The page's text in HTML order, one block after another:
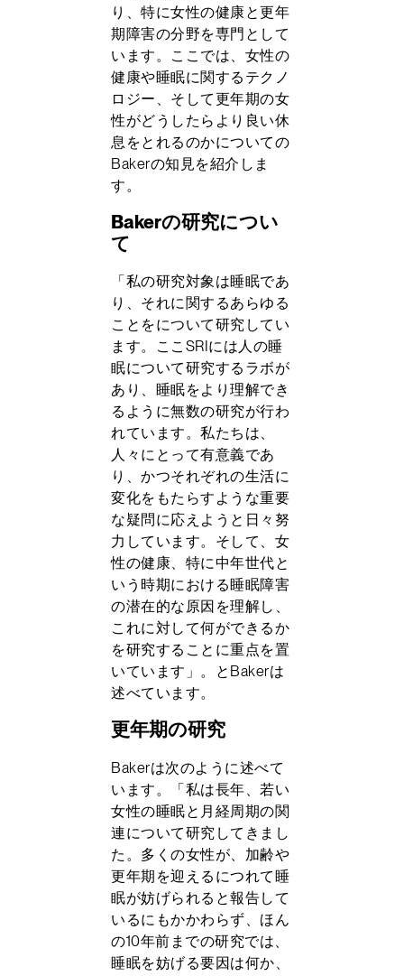
り、特に女性の健康と更年
期障害の分野を専門として
います。ここでは、女性の
健康や睡眠に関するテクノ
ロジー、そして更年期の女
性がどうしたらより良い休
息をとれるのかについての
Bakerの知見を紹介しま
す。
Bakerの研究につい
て
「私の研究対象は睡眠であ
り、それに関するあらゆる
ことをについて研究してい
ます。ここSRIには人の睡
眠について研究するラボが
あり、睡眠をより理解でき
るように無数の研究が行わ
れています。私たちは、
人々にとって有意義であ
り、かつそれぞれの生活に
変化をもたらすような重要
な疑問に応えようと日々努
力しています。そして、女
性の健康、特に中年世代と
いう時期における睡眠障害
の潜在的な原因を理解し、
これに対して何ができるか
を研究することに重点を置
いています」。とBakerは
述べています。
更年期の研究
Bakerは次のように述べて
います。「私は長年、若い
女性の睡眠と月経周期の関
連について研究してきまし
た。多くの女性が、加齢や
更年期を迎えるにつれて睡
眠が妨げられると報告して
いるにもかかわらず、ほん
の10年前までの研究では、
睡眠を妨げる要因は何か、